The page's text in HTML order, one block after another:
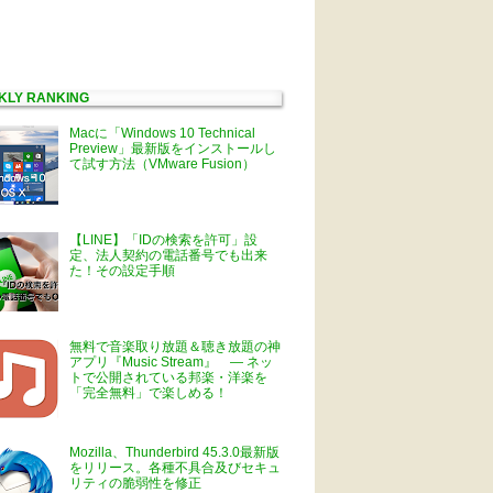
RANKING
Macに「Windows 10 Technical
Preview」最新版をインストールし
て試す方法（VMware Fusion）
【LINE】「IDの検索を許可」設
定、法人契約の電話番号でも出来
た！その設定手順
無料で音楽取り放題＆聴き放題の神
アプリ『Music Stream』 ― ネッ
トで公開されている邦楽・洋楽を
「完全無料」で楽しめる！
Mozilla、Thunderbird 45.3.0最新版
をリリース。各種不具合及びセキュ
リティの脆弱性を修正